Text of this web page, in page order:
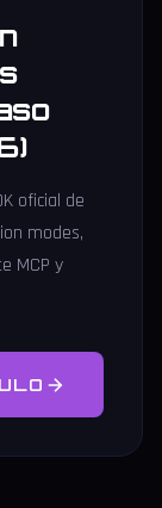
oficial de
modes,
MCP y